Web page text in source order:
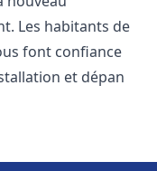
Les habitants de
font confiance
et dépan